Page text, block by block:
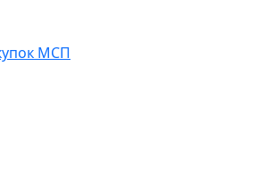
МСП